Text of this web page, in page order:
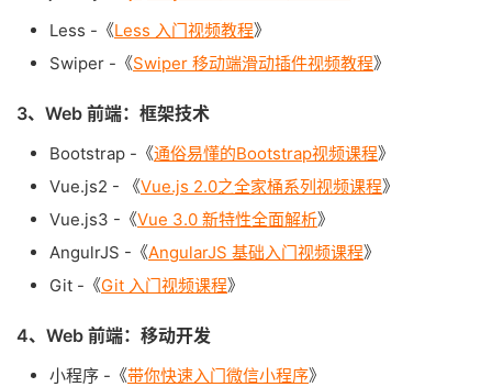
Less -《Less 入门视频教程》
Swiper -《Swiper 移动端滑动插件视频教程》
3、Web 前端：框架技术
Bootstrap -《通俗易懂的Bootstrap视频课程》
Vue.js2 - 《Vue.js 2.0之全家桶系列视频课程》
Vue.js3 -《Vue 3.0 新特性全面解析》
AngulrJS -《AngularJS 基础入门视频课程》
Git -《Git 入门视频课程》
4、Web 前端：移动开发
小程序 -《带你快速入门微信小程序》